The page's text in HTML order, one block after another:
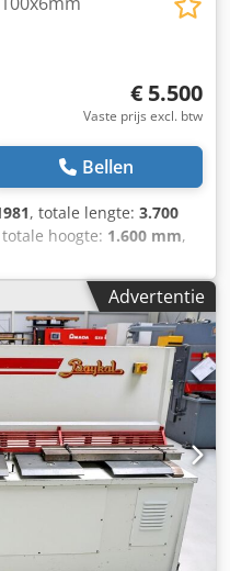
€ 5.500
Vaste prijs excl. btw
Bellen
, totale lengte: 3.700
totale hoogte: 1.600 mm,
1981 -
Aezm Urxslxof - CE
810196 -
Hydraulisch -
[mm]: 6 - Max.
Elektrisch - Diepte
Geen -
Motorisch -
Tafeltype: Standaard tafel
1800mm x 1600mm (l x
- Transportcolli [st.]:
getoonde prijs is exclusief
voor ondernemers
alles in de industriële
Advertentie